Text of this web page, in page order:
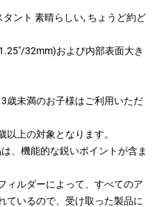
ント 素晴らしい, ちょうど約ど
32mm)および内部表面大き
歳未満のお子様はご利用いただ
上の対象となります。
、機能的な鋭いポイントが含ま
ィルダーによって、すべてのア
ているので、受け取った製品に